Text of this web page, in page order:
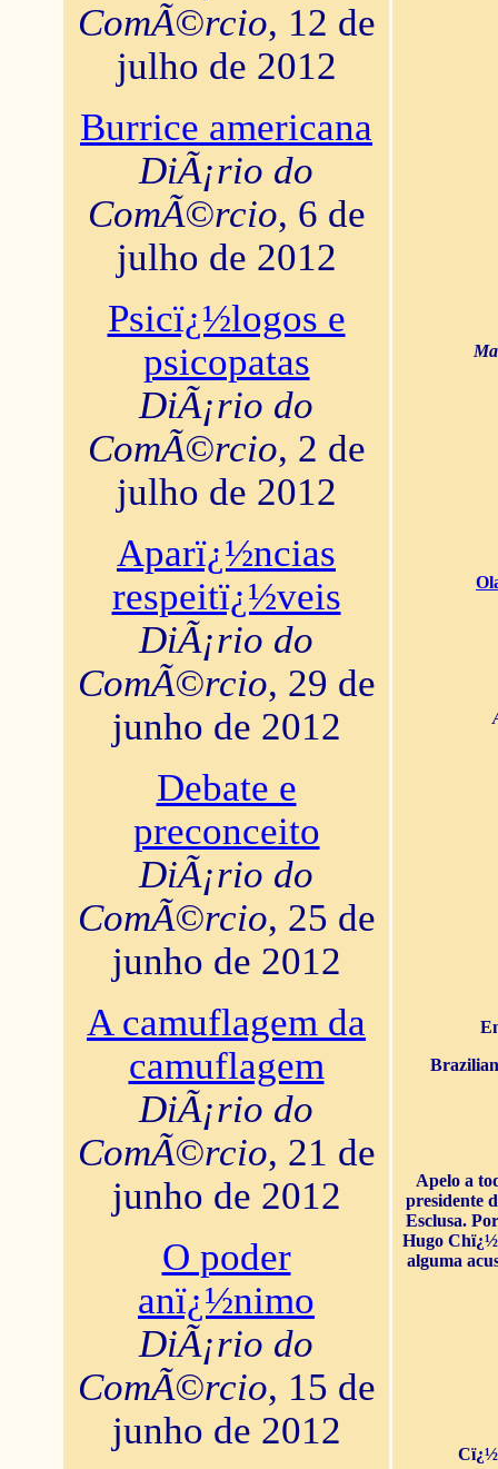
ComÃ©rcio, 12 de
julho de 2012
Burrice americana
DiÃ¡rio do
ComÃ©rcio, 6 de
julho de 2012
Psicï¿½logos e
psicopatas
DiÃ¡rio do
ComÃ©rcio, 2 de
julho de 2012
Aparï¿½ncias
respeitï¿½veis
DiÃ¡rio do
ComÃ©rcio, 29 de
junho de 2012
Debate e
preconceito
DiÃ¡rio do
ComÃ©rcio, 25 de
junho de 2012
A camuflagem da
camuflagem
DiÃ¡rio do
ComÃ©rcio, 21 de
junho de 2012
O poder
anï¿½nimo
DiÃ¡rio do
ComÃ©rcio, 15 de
junho de 2012
Apelo a
presidente
Esclusa.
Hugo
alguma